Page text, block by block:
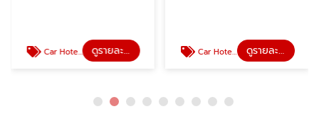
Car Hotel ที่ฝากรถใกล้ฉัน สายไหม ดูรายละเอียด Car Hotel รับฝากรถรายวัน รายเดือน สายไหม ดูรายละเอียด